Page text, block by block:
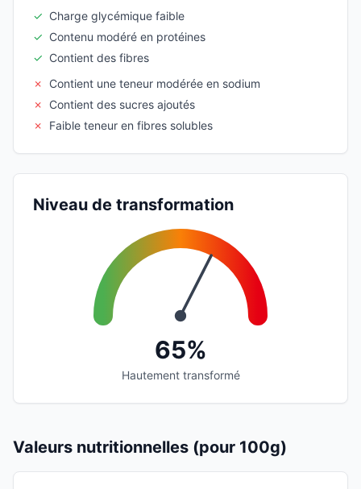
✓ Charge glycémique faible
✓ Contenu modéré en protéines
✓ Contient des fibres
✗
Contient une teneur modérée en sodium
✗
Contient des sucres ajoutés
✗
Faible teneur en fibres solubles
Niveau de transformation
65%
Hautement transformé
Valeurs nutritionnelles (pour 100g)